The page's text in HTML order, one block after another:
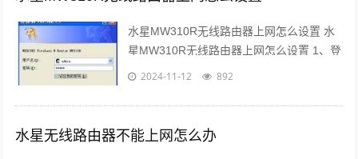
水星MW310R无线路由器上网怎么设置 水
星MW310R无线路由器上网怎么设置 1、登
录管理界面：打开电脑上的浏览器，然后在
2024-11-12 892
水星无线路由器不能上网怎么办